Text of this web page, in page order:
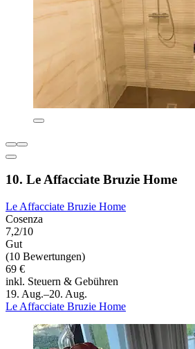
10. Le Affacciate Bruzie Home
Le Affacciate Bruzie Home
Cosenza
7,2/10
Gut
(10 Bewertungen)
69 €
inkl. Steuern & Gebühren
19. Aug.–20. Aug.
Le Affacciate Bruzie Home